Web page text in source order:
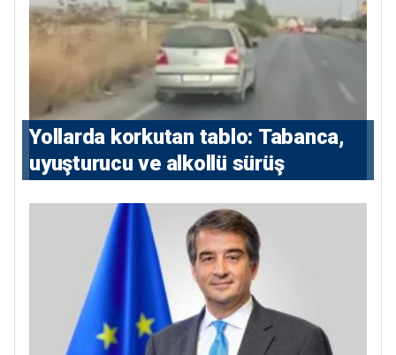
Yollarda korkutan tablo: Tabanca,
uyuşturucu ve alkollü sürüş